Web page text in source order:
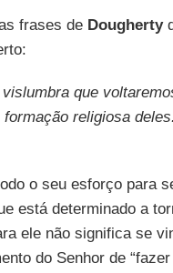
frases de Dougherty
que
religiosa
o seu esforço para
está determinado a
ele não significa se
do Senhor de